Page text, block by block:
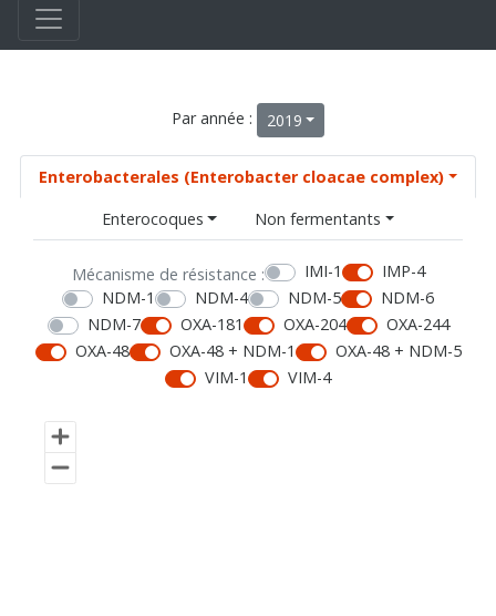
Par année : 2019
Enterobacterales (Enterobacter cloacae complex)
Enterocoques
Non fermentants
Mécanisme de résistance : IMI-1
IMP-4
NDM-1
NDM-4 NDM-5
NDM-6
NDM-7
OXA-181 OXA-204
OXA-244
OXA-48
OXA-48 + NDM-1
OXA-48 + NDM-5
VIM-1
VIM-4